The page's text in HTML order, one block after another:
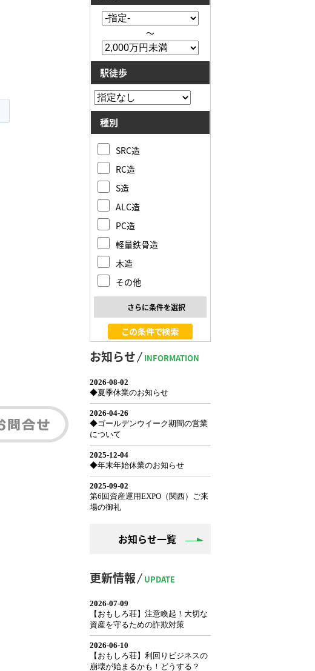
～
駅徒歩
種別
SRC造
RC造
S造
ALC造
PC造
軽量鉄骨造
木造
その他
さらに条件を選択
お知らせ INFORMATION
お知らせ一覧
更新情報 UPDATE